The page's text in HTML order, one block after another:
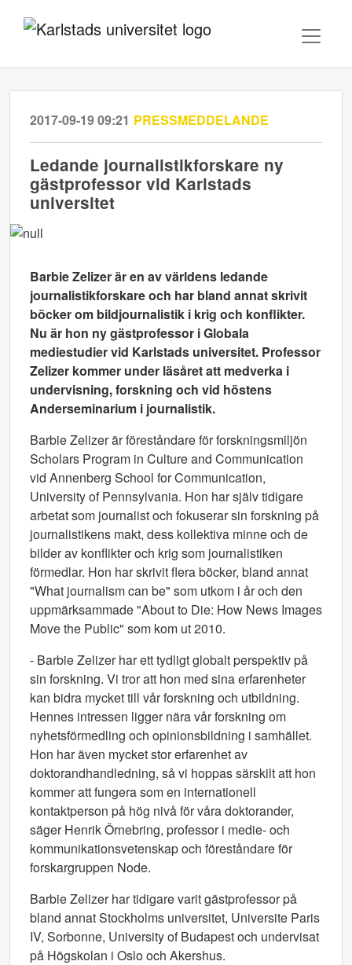
2017-09-19 09:21 PRESSMEDDELANDE
Ledande journalistikforskare ny
gästprofessor vid Karlstads
universitet
Barbie Zelizer är en av världens ledande
journalistikforskare och har bland annat skrivit
böcker om bildjournalistik i krig och konflikter.
Nu är hon ny gästprofessor i Globala
mediestudier vid Karlstads universitet. Professor
Zelizer kommer under läsåret att medverka i
undervisning, forskning och vid höstens
Anderseminarium i journalistik.
Barbie Zelizer är föreståndare för forskningsmiljön
Scholars Program in Culture and Communication
vid Annenberg School for Communication,
University of Pennsylvania. Hon har själv tidigare
arbetat som journalist och fokuserar sin forskning på
journalistikens makt, dess kollektiva minne och de
bilder av konflikter och krig som journalistiken
förmedlar. Hon har skrivit flera böcker, bland annat
"What journalism can be" som utkom i år och den
uppmärksammade "About to Die: How News Images
Move the Public" som kom ut 2010.
- Barbie Zelizer har ett tydligt globalt perspektiv på
sin forskning. Vi tror att hon med sina erfarenheter
kan bidra mycket till vår forskning och utbildning.
Hennes intressen ligger nära vår forskning om
nyhetsförmedling och opinionsbildning i samhället.
Hon har även mycket stor erfarenhet av
doktorandhandledning, så vi hoppas särskilt att hon
kommer att fungera som en internationell
kontaktperson på hög nivå för våra doktorander,
säger Henrik Örnebring, professor i medie- och
kommunikationsvetenskap och föreståndare för
forskargruppen Node.
Barbie Zelizer har tidigare varit gästprofessor på
bland annat Stockholms universitet, Universite Paris
IV, Sorbonne, University of Budapest och undervisat
på Högskolan i Oslo och Akershus.